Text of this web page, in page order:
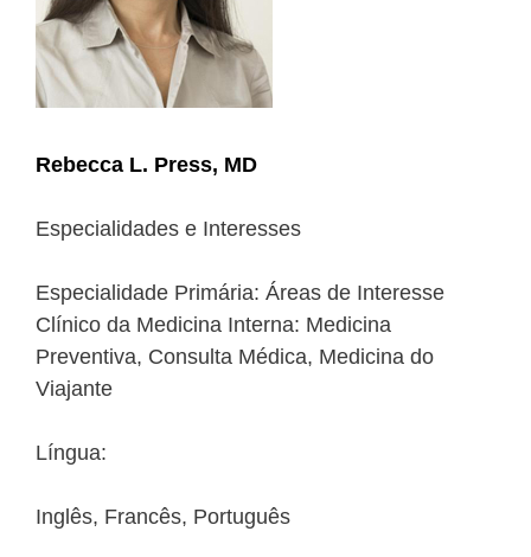
Rebecca L. Press, MD
Especialidades e Interesses
Especialidade Primária: Áreas de Interesse
Clínico da Medicina Interna: Medicina
Preventiva, Consulta Médica, Medicina do
Viajante
Língua:
Inglês, Francês, Português